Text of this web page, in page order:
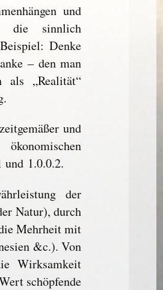
und
die sinnlich
Denke
– den man
„Realität“
und
und 1.0.0.2.
der
Natur), durch
Mehrheit mit
&c.). Von
Wirksamkeit
schöpfende